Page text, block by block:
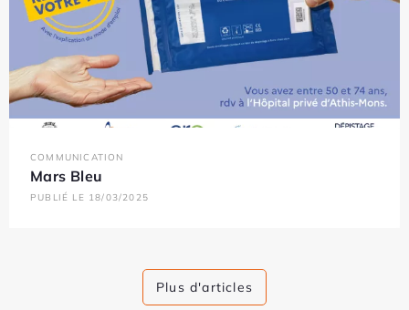
COMMUNICATION
Mars Bleu
PUBLIÉ LE 18/03/2025
Plus d'articles